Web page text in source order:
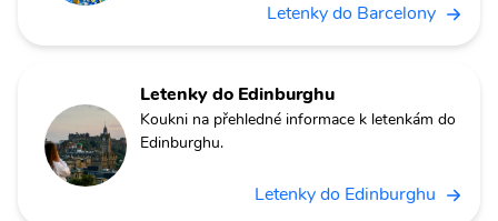
Letenky do Barcelony
Letenky do Edinburghu
Koukni na přehledné informace k letenkám do
Edinburghu.
Letenky do Edinburghu